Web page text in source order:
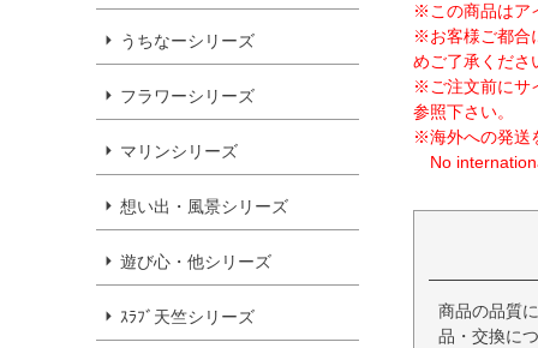
うちなーシリーズ
フラワーシリーズ
マリンシリーズ
想い出・風景シリーズ
遊び心・他シリーズ
ｽﾗﾌﾞ天竺シリーズ
※この商品はア
※お客様ご都合
めご了承くださ
※ご注文前にサ
参照下さい。
※海外への発送
No
商品の品質
品・交換に